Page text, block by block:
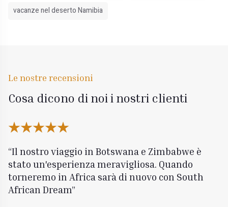
vacanze nel deserto Namibia
Le nostre recensioni
Cosa dicono di noi i nostri clienti
Il nostro viaggio in Botswana e Zimbabwe è
stato un'esperienza meravigliosa. Quando
torneremo in Africa sarà di nuovo con South
African Dream